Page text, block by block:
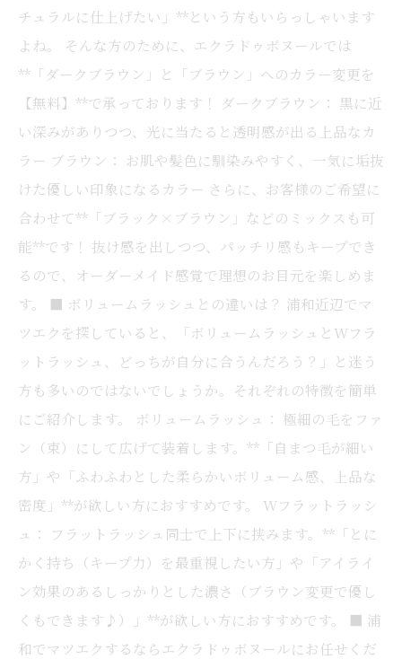
チュラルに仕上げたい」**という方もいらっしゃいます
よね。 そんな方のために、エクラドゥボヌールでは
**「ダークブラウン」と「ブラウン」へのカラー変更を
【無料】**で承っております！ ダークブラウン： 黒に近
い深みがありつつ、光に当たると透明感が出る上品なカ
ラー ブラウン： お肌や髪色に馴染みやすく、一気に垢抜
けた優しい印象になるカラー さらに、お客様のご希望に
合わせて**「ブラック×ブラウン」などのミックスも可
能**です！ 抜け感を出しつつ、パッチリ感もキープでき
るので、オーダーメイド感覚で理想のお目元を楽しめま
す。 ■ ボリュームラッシュとの違いは？ 浦和近辺でマ
ツエクを探していると、「ボリュームラッシュとWフラ
ットラッシュ、どっちが自分に合うんだろう？」と迷う
方も多いのではないでしょうか。それぞれの特徴を簡単
にご紹介します。 ボリュームラッシュ： 極細の毛をファ
ン（束）にして広げて装着します。**「自まつ毛が細い
方」や「ふわふわとした柔らかいボリューム感、上品な
密度」**が欲しい方におすすめです。 Wフラットラッシ
ュ： フラットラッシュ同士で上下に挟みます。**「とに
かく持ち（キープ力）を最重視したい方」や「アイライ
ン効果のあるしっかりとした濃さ（ブラウン変更で優し
くもできます♪）」**が欲しい方におすすめです。 ■ 浦
和でマツエクするならエクラドゥボヌールにお任せくだ